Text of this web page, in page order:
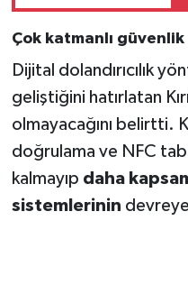
Çok katmanlı
Dijital dolandırıcılık
geliştiğini hatırlatan
olmayacağını belirtti.
doğrulama ve NFC
kalmayıp daha
sistemlerinin devreye